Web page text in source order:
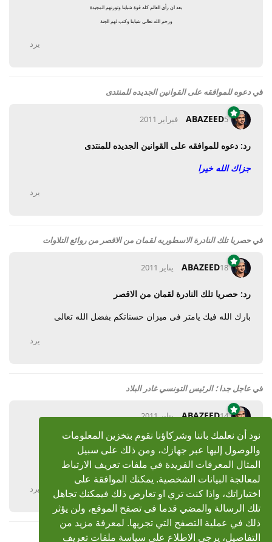
نود أن نعلمك باننا وشركاؤنا نقوم بتخزين المعلومات
والوصول إليها عبر جهازك، ومن ذلك على سبيل
المثال المعرفات الفريدة في ملفات تعريف الارتباط
لمعالجة البيانات الشخصية. يمكنك الموافقة على
اختياراتك، واذا كنت تري او تعارض ذلك فيمكنك تجاهل
تلك الرسالة والمضي قدما فى تصفح الموقع، ولن يؤثر
ذلك في عملية التصفح التي تجريها. لمعرفة مزيد من
التفاصيل، يرجى الاطلاع على سياسة ملفات تعريف
بعد ان رأى العالم كله قوة شبابنا وثورتهم المجيدة
ورحم الله تعالى شبابنا وكتب لهم الجنة
يرد
فيدعوه للموافقه على القوانين الجديده للمنتدى
ABAZEED5 فبراير 2011
رد: دعوه للموافقه على القوانين الجديده للمنتدى
جزاك الله خيرا
يرد
فيحصريا تلك النادرة الاسطوريه لقمان من الاقصر من روائع التلاوات
ABAZEED18 يناير 2011
رد: حصريا تلك النادرة لقمان من الاقصر
بارك الله فيك يامتر فى ميزان حسناتكم بفضل الله تعالى
يرد
في عاجل جدا ؛ الرئيس التونسي غادر البلاد
ABAZEED14 يناير 2011
رد: عاجل جدا ؛ الرئيس التونسي غادر البلاد
ربنا يستر
يرد